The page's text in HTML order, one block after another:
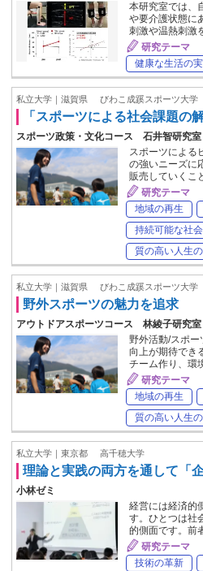
本研究室では、
や要介護状態に
刺激や温熱刺激
研究テーマ
健康な生活の
私立大学｜滋賀県 びわこ成蹊スポーツ大学
「スポーツによる社会課題の
スポーツ政策・文化コース 石井智研究室
スポーツによる
の強いニーズに
販売していくこ
研究テーマ
地域の再生
持続可能な社
質の高い人生
私立大学｜滋賀県 びわこ成蹊スポーツ大学
野外スポーツの魅力を追求
アウトドアスポーツコース 林綾子研究室
野外活動/スポ
向上が期待でき
チーム作り、環
研究テーマ
地域の再生
質の高い人生
私立大学｜東京都 高千穂大学
理論と実践の両方を通して「
小林ゼミ
経営には経済的
す。ひとつは社
的側面です。前
研究テーマ
技術の革新